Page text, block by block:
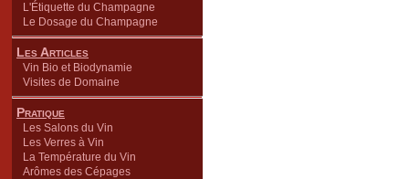
L'Étiquette du Champagne
Le Dosage du Champagne
Les Articles
Vin Bio et Biodynamie
Visites de Domaine
Pratique
Les Salons du Vin
Les Verres à Vin
La Température du Vin
Arômes des Cépages